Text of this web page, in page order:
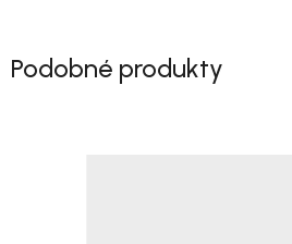
Podobné produkty